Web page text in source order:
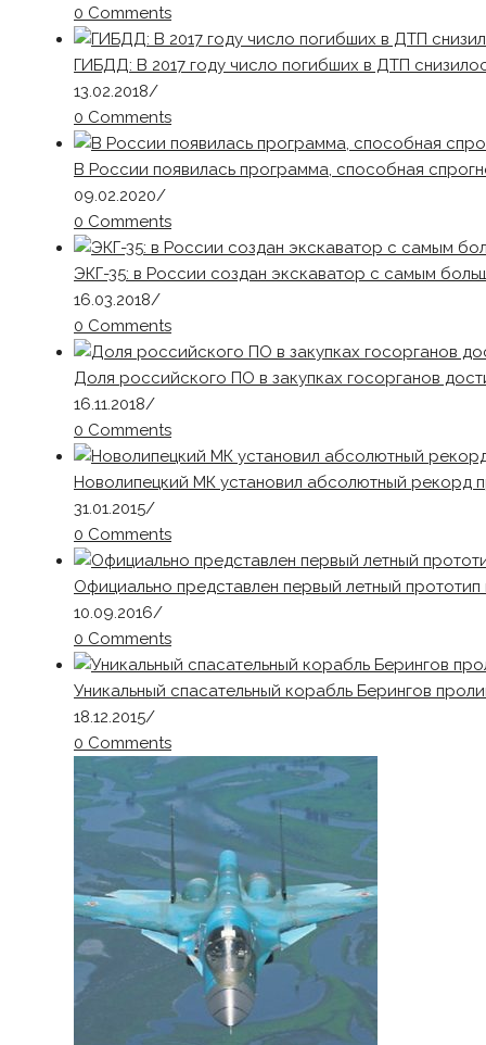
0 Comments
ГИБДД: В 2017 году число погибших в ДТП
13.02.2018/
0 Comments
В России появилась программа, способная
09.02.2020/
0 Comments
ЭКГ-35: в России создан экскаватор с самым
16.03.2018/
0 Comments
Доля российского ПО в закупках госорганов
16.11.2018/
0 Comments
Новолипецкий МК установил абсолютный рекорд
31.01.2015/
0 Comments
Официально представлен первый летный
10.09.2016/
0 Comments
Уникальный спасательный корабль Берингов
18.12.2015/
0 Comments